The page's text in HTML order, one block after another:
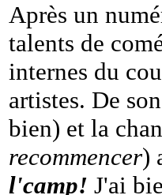
Après un
talents de
internes du
artistes. De
bien) et la
recommencer)
l'camp! J'ai